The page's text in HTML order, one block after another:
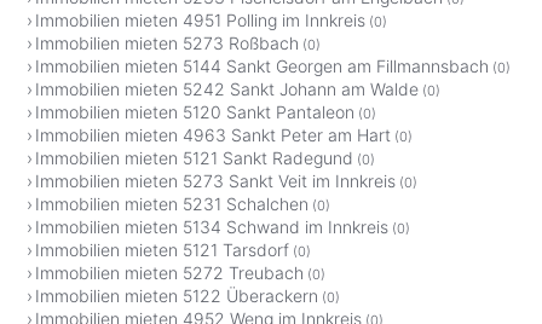
Immobilien mieten 4951 Polling im Innkreis (0)
Immobilien mieten 5273 Roßbach (0)
Immobilien mieten 5144 Sankt Georgen am Fillmannsbach (0)
Immobilien mieten 5242 Sankt Johann am Walde (0)
Immobilien mieten 5120 Sankt Pantaleon (0)
Immobilien mieten 4963 Sankt Peter am Hart (0)
Immobilien mieten 5121 Sankt Radegund (0)
Immobilien mieten 5273 Sankt Veit im Innkreis (0)
Immobilien mieten 5231 Schalchen (0)
Immobilien mieten 5134 Schwand im Innkreis (0)
Immobilien mieten 5121 Tarsdorf (0)
Immobilien mieten 5272 Treubach (0)
Immobilien mieten 5122 Überackern (0)
Immobilien mieten 4952 Weng im Innkreis (0)